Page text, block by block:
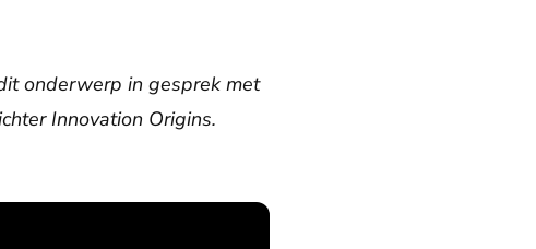
onderwerp in gesprek met
Innovation Origins.